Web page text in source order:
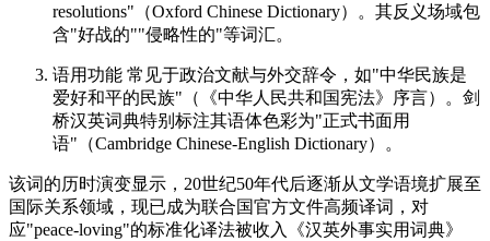
resolutions"（Oxford Chinese Dictionary）。其反义场域包
含"好战的""侵略性的"等词汇。
语用功能 常见于政治文献与外交辞令，如"中华民族是
爱好和平的民族"（《中华人民共和国宪法》序言）。剑
桥汉英词典特别标注其语体色彩为"正式书面用
语"（Cambridge Chinese-English Dictionary）。
该词的历时演变显示，20世纪50年代后逐渐从文学语境扩展至
国际关系领域，现已成为联合国官方文件高频译词，对
应"peace-loving"的标准化译法被收入《汉英外事实用词典》